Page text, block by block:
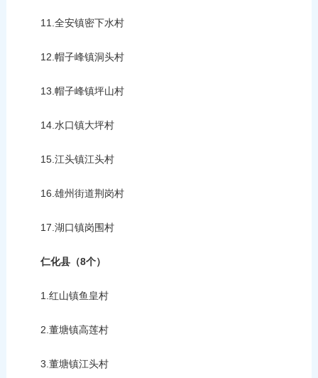
11.全安镇密下水村
12.帽子峰镇洞头村
13.帽子峰镇坪山村
14.水口镇大坪村
15.江头镇江头村
16.雄州街道荆岗村
17.湖口镇岗围村
仁化县（8个）
1.红山镇鱼皇村
2.董塘镇高莲村
3.董塘镇江头村